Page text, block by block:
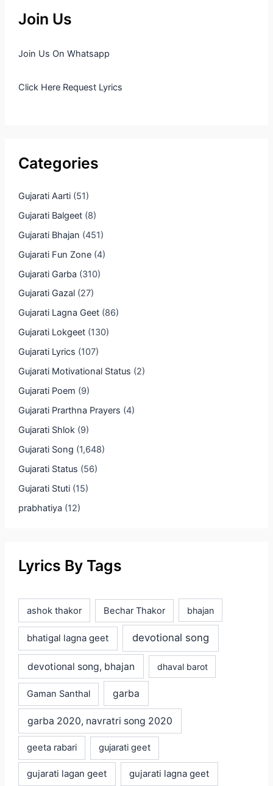
Join Us
Join Us On Whatsapp
Click Here Request Lyrics
Categories
Gujarati Aarti(51)
Gujarati Balgeet(8)
Gujarati Bhajan (451)
Gujarati Fun Zone(4)
Gujarati Garba (310)
Gujarati Gazal(27)
Gujarati Lagna Geet(86)
Gujarati Lokgeet(130)
Gujarati Lyrics (107)
Gujarati Motivational Status (2)
Gujarati Poem (9)
Gujarati Prarthna Prayers (4)
Gujarati Shlok(9)
Gujarati Song (1,648)
Gujarati Status (56)
Gujarati Stuti(15)
prabhatiya (12)
Lyrics By Tags
ashok thakor Bechar Thakor bhajan
bhatigal lagna geet devotional song
devotional song, bhajan dhaval barot
Gaman Santhal garba
garba 2020, navratri song 2020
geeta rabari gujarati geet
gujarati lagan geet gujarati lagna geet